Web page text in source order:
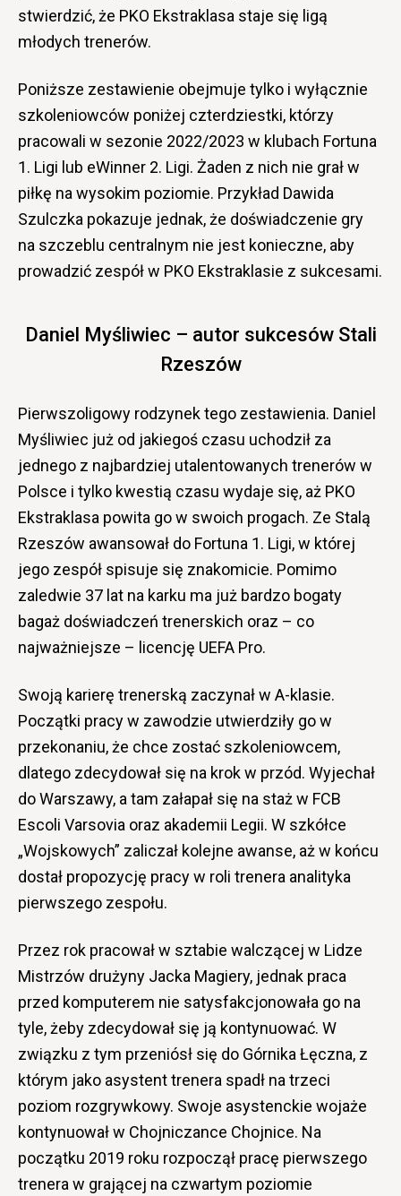
stwierdzić, że PKO Ekstraklasa staje się ligą
młodych trenerów.
Poniższe zestawienie obejmuje tylko i wyłącznie
szkoleniowców poniżej czterdziestki, którzy
pracowali w sezonie 2022/2023 w klubach Fortuna
1. Ligi lub eWinner 2. Ligi. Żaden z nich nie grał w
piłkę na wysokim poziomie. Przykład Dawida
Szulczka pokazuje jednak, że doświadczenie gry
na szczeblu centralnym nie jest konieczne, aby
prowadzić zespół w PKO Ekstraklasie z sukcesami.
Daniel Myśliwiec – autor sukcesów Stali
Rzeszów
Pierwszoligowy rodzynek tego zestawienia. Daniel
Myśliwiec już od jakiegoś czasu uchodził za
jednego z najbardziej utalentowanych trenerów w
Polsce i tylko kwestią czasu wydaje się, aż PKO
Ekstraklasa powita go w swoich progach. Ze Stalą
Rzeszów awansował do Fortuna 1. Ligi, w której
jego zespół spisuje się znakomicie. Pomimo
zaledwie 37 lat na karku ma już bardzo bogaty
bagaż doświadczeń trenerskich oraz – co
najważniejsze – licencję UEFA Pro.
Swoją karierę trenerską zaczynał w A-klasie.
Początki pracy w zawodzie utwierdziły go w
przekonaniu, że chce zostać szkoleniowcem,
dlatego zdecydował się na krok w przód. Wyjechał
do Warszawy, a tam załapał się na staż w FCB
Escoli Varsovia oraz akademii Legii. W szkółce
„Wojskowych” zaliczał kolejne awanse, aż w końcu
dostał propozycję pracy w roli trenera analityka
pierwszego zespołu.
Przez rok pracował w sztabie walczącej w Lidze
Mistrzów drużyny Jacka Magiery, jednak praca
przed komputerem nie satysfakcjonowała go na
tyle, żeby zdecydował się ją kontynuować. W
związku z tym przeniósł się do Górnika Łęczna, z
którym jako asystent trenera spadł na trzeci
poziom rozgrywkowy. Swoje asystenckie wojaże
kontynuował w Chojniczance Chojnice. Na
początku 2019 roku rozpoczął pracę pierwszego
trenera w grającej na czwartym poziomie